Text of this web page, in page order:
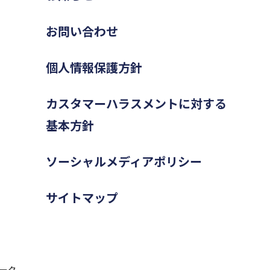
お問い合わせ
個人情報保護方針
カスタマーハラスメントに対する
基本方針
ソーシャルメディアポリシー
サイトマップ